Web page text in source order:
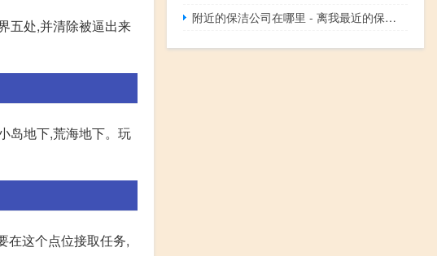
五处,并清除被逼出来
岛地下,荒海地下。玩
在这个点位接取任务,
附近的保洁公司在哪里 - 离我最近的保洁公司电话